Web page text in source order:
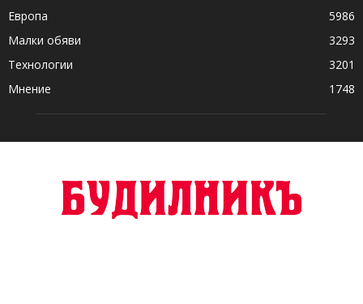
Европа
5986
Малки обяви
3293
Технологии
3201
Мнение
1748